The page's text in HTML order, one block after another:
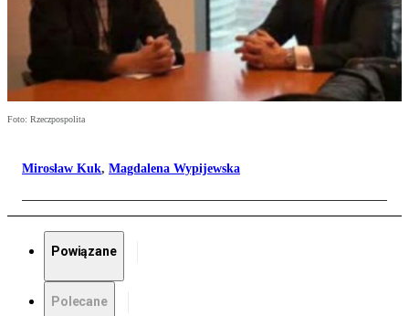
Foto: Rzeczpospolita
Mirosław Kuk, Magdalena Wypijewska
Powiązane
Polecane